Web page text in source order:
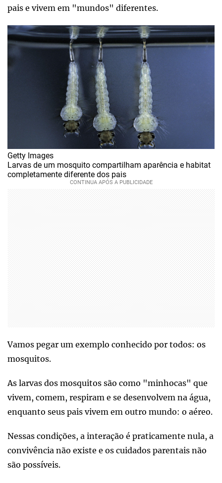
pais e vivem em "mundos" diferentes.
Getty Images
Larvas de um mosquito compartilham aparência e habitat
completamente diferente dos pais
Vamos pegar um exemplo conhecido por todos: os
mosquitos.
As larvas dos mosquitos são como "minhocas" que
vivem, comem, respiram e se desenvolvem na água,
enquanto seus pais vivem em outro mundo: o aéreo.
Nessas condições, a interação é praticamente nula, a
convivência não existe e os cuidados parentais não
são possíveis.